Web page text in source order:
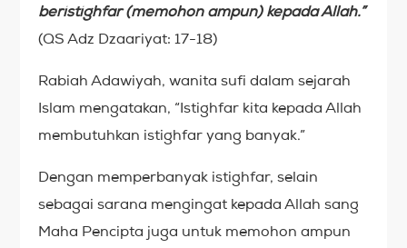
beristighfar (memohon ampun) kepada Allah.”
(QS Adz Dzaariyat: 17-18)
Rabiah Adawiyah, wanita sufi dalam sejarah
Islam mengatakan, “Istighfar kita kepada Allah
membutuhkan istighfar yang banyak.”
Dengan memperbanyak istighfar, selain
sebagai sarana mengingat kepada Allah sang
Maha Pencipta juga untuk memohon ampun